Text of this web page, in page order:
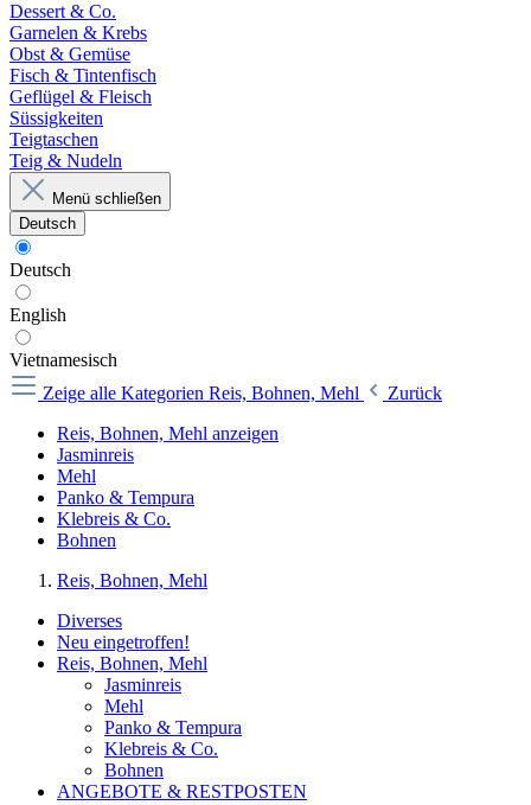
Dessert & Co.
Garnelen & Krebs
Obst & Gemüse
Fisch & Tintenfisch
Geflügel & Fleisch
Süssigkeiten
Teigtaschen
Teig & Nudeln
Menü schließen
Deutsch
Deutsch
English
Vietnamesisch
Zeige alle Kategorien Reis, Bohnen, Mehl
Zurück
Reis, Bohnen, Mehl anzeigen
Jasminreis
Mehl
Panko & Tempura
Klebreis & Co.
Bohnen
Reis, Bohnen, Mehl
Diverses
Neu eingetroffen!
Reis, Bohnen, Mehl
Jasminreis
Mehl
Panko & Tempura
Klebreis & Co.
Bohnen
ANGEBOTE & RESTPOSTEN